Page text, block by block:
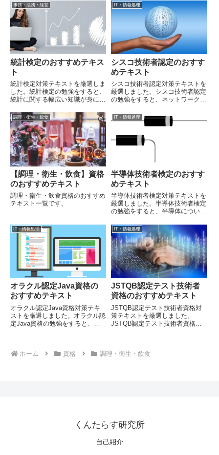
事務・法務・経営
統計検定のおすすめテキス
ト
統計検定対策テキストを厳選しま
した。統計検定の勉強をすると、
統計に関する幅広い知識が身に着
IT・情報処理
シスコ技術者認定のおすす
めテキスト
シスコ技術者認定対策テキストを
厳選しました。シスコ技術者認定
の勉強をすると、ネットワーク技
に着きます。
調理・衛生・飲食
【調理・衛生・飲食】資格
のおすすめテキスト
調理・衛生・飲食資格のおすすめ
テキスト一覧です。
IT・情報処理
半導体技術者検定のおすす
めテキスト
半導体技術者検定対策テキストを
厳選しました。半導体技術者検定
の勉強をすると、半導体について
IT・情報処理
オラクル認定Java資格の
おすすめテキスト
オラクル認定Java資格対策テキ
ストを厳選しました。オラクル認
定Java資格の勉強をすると、
IT・情報処理
JSTQB認定テスト技術者
資格のおすすめテキスト
JSTQB認定テスト技術者資格対
策テキストを厳選しました。
JSTQB認定テスト技術者資格の
ホーム
資格 調理・衛生・飲食
くんたらす研究所
自己紹介